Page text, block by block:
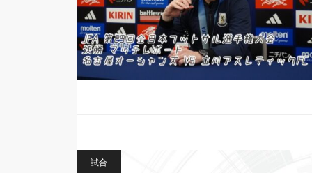
試合